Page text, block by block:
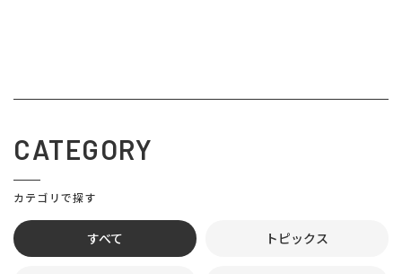
CATEGORY
カテゴリで探す
すべて トピックス